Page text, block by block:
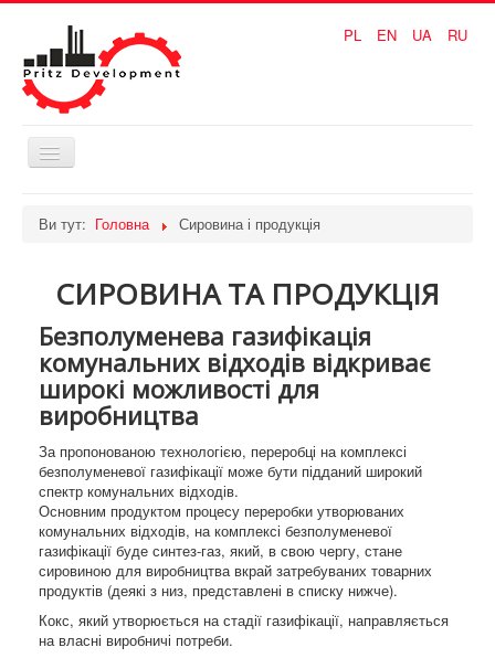
PL EN UA RU
Перемикач
навігації
Технологія вугілля
Сировина і продукція
ПЕРЕВАГИ
КОНТАКТИ
Ви тут: Головна Сировина і продукція
СИРОВИНА ТА ПРОДУКЦІЯ
Безполуменева газифікація
комунальних відходів відкриває
широкі можливості для
виробництва
За пропонованою технологією, переробці на комплексі
безполуменевої газифікації може бути підданий широкий
спектр комунальних відходів.
Основним продуктом процесу переробки утворюваних
комунальних відходів, на комплексі безполуменевої
газифікації буде синтез-газ, який, в свою чергу, стане
сировиною для виробництва вкрай затребуваних товарних
продуктів (деякі з низ, представлені в списку нижче).
Кокс, який утворюється на стадії газифікації, направляється
на власні виробничі потреби.